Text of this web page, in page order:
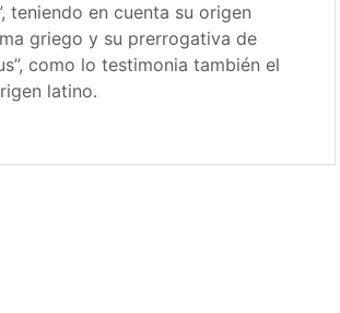
teniendo en cuenta su origen
griego y su prerrogativa de
como lo testimonia también el
latino.